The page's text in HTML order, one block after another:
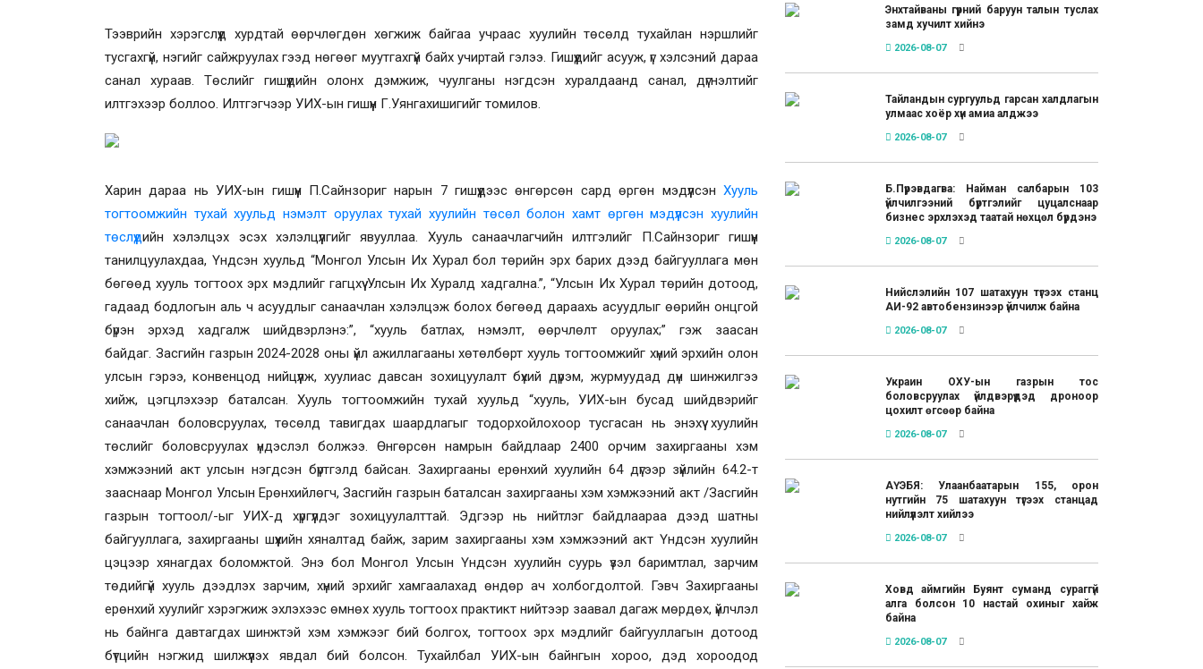
Тээврийн хэрэгслүүд хурдтай өөрчлөгдөн хөгжиж байгаа учраас хуулийн төсөлд тухайлан нэршлийг
тусгахгүй, нэгийг сайжруулах гээд нөгөөг муутгахгүй байх учиртай гэлээ. Гишүүдийг асууж, үг хэлсэний дараа
санал хураав. Төслийг гишүүдийн олонх дэмжиж, чуулганы нэгдсэн хуралдаанд санал, дүгнэлтийг
илтгэхээр боллоо. Илтгэгчээр УИХ-ын гишүүн Г.Уянгахишигийг томилов.
Харин дараа нь УИХ-ын гишүүн П.Сайнзориг нарын 7 гишүүдээс өнгөрсөн сард өргөн мэдүүлсэн Хууль
тогтоомжийн тухай хуульд нэмэлт оруулах тухай хуулийн төсөл болон хамт өргөн мэдүүлсэн хуулийн
төслүүдийн хэлэлцэх эсэх хэлэлцүүлгийг явууллаа. Хууль санаачлагчийн илтгэлийг П.Сайнзориг гишүүн
танилцуулахдаа, Үндсэн хуульд “Монгол Улсын Их Хурал бол төрийн эрх барих дээд байгууллага мөн
бөгөөд хууль тогтоох эрх мэдлийг гагцхүү Улсын Их Хуралд хадгална.”, “Улсын Их Хурал төрийн дотоод,
гадаад бодлогын аль ч асуудлыг санаачлан хэлэлцэж болох бөгөөд дараахь асуудлыг өөрийн онцгой
бүрэн эрхэд хадгалж шийдвэрлэнэ:”, “хууль батлах, нэмэлт, өөрчлөлт оруулах;” гэж заасан
байдаг. Засгийн газрын 2024-2028 оны үйл ажиллагааны хөтөлбөрт хууль тогтоомжийг хүний эрхийн олон
улсын гэрээ, конвенцод нийцүүлж, хуулиас давсан зохицуулалт бүхий дүрэм, журмуудад дүн шинжилгээ
хийж, цэгцлэхээр баталсан. Хууль тогтоомжийн тухай хуульд “хууль, УИХ-ын бусад шийдвэрийг
санаачлан боловсруулах, төсөлд тавигдах шаардлагыг тодорхойлохоор тусгасан нь энэхүү хуулийн
төслийг боловсруулах үндэслэл болжээ. Өнгөрсөн намрын байдлаар 2400 орчим захиргааны хэм
хэмжээний акт улсын нэгдсэн бүртгэлд байсан. Захиргааны ерөнхий хуулийн 64 дүгээр зүйлийн 64.2-т
зааснаар Монгол Улсын Ерөнхийлөгч, Засгийн газрын баталсан захиргааны хэм хэмжээний акт /Засгийн
газрын тогтоол/-ыг УИХ-д хүргүүлдэг зохицуулалттай. Эдгээр нь нийтлэг байдлаараа дээд шатны
байгууллага, захиргааны шүүхийн хяналтад байж, зарим захиргааны хэм хэмжээний акт Үндсэн хуулийн
цэцээр хянагдах боломжтой. Энэ бол Монгол Улсын Үндсэн хуулийн суурь үзэл баримтлал, зарчим
төдийгүй хууль дээдлэх зарчим, хүний эрхийг хамгаалахад өндөр ач холбогдолтой. Гэвч Захиргааны
ерөнхий хуулийг хэрэгжиж эхлэхээс өмнөх хууль тогтоох практикт нийтээр заавал дагаж мөрдөх, үйлчлэл
нь байнга давтагдах шинжтэй хэм хэмжээг бий болгох, тогтоох эрх мэдлийг байгууллагын дотоод
бүтцийн нэгжид шилжүүлэх явдал бий болсон. Тухайлбал УИХ-ын байнгын хороо, дэд хороодод
Энхтайваны гүүрний баруун талын туслах
замд хучилт хийнэ
2026-08-07
Тайландын сургуульд гарсан халдлагын
улмаас хоёр хүн амиа алджээ
2026-08-07
Б.Пүрэвдагва: Найман салбарын 103
үйлчилгээний бүртгэлийг цуцалснаар
бизнес эрхлэхэд таатай нөхцөл бүрдэнэ
2026-08-07
Нийслэлийн 107 шатахуун түгээх станц
АИ-92 автобензинээр үйлчилж байна
2026-08-07
Украин ОХУ-ын газрын тос
боловсруулах үйлдвэрүүдэд дроноор
цохилт өгсөөр байна
2026-08-07
АҮЭБЯ: Улаанбаатарын 155, орон
нутгийн 75 шатахуун түгээх станцад
нийлүүлэлт хийлээ
2026-08-07
Ховд аймгийн Буянт суманд сураггүй
алга болсон 10 настай охиныг хайж
байна
2026-08-07